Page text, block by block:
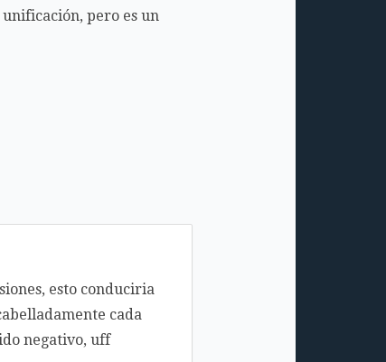
pero es un
esto conduciria
cada
negativo, uff